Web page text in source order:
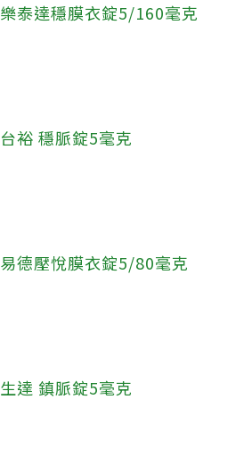
樂泰達穩膜衣錠5/160毫克
台裕 穩脈錠5毫克
易德壓悅膜衣錠5/80毫克
生達 鎮脈錠5毫克